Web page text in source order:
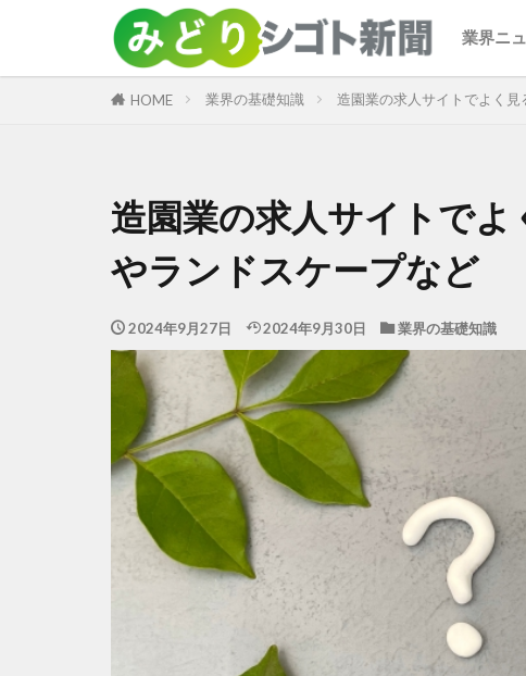
業界ニ
HOME 業界の基礎知識 造園業の求人サイトでよく
造園業の求人サイトで
やランドスケープなど
2024年9月27日 2024年9月30日 業界の基礎知識